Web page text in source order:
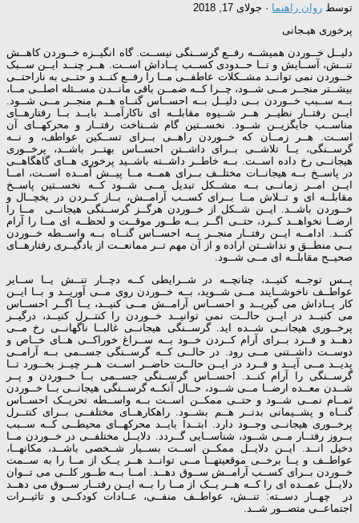
توسط روان راهنما · جولای 17, 2018
پرخوری هیـجانی
دلیــل خــوردن همیشــه رفــع گرســنگی نیســت. گاه انگیــزه خــوردن کاهــش
تنــش، آســایش و تــا حــدودی کســب پــاداش اســت. هــر چنــد ایــن ســبک
خــوردن نمی توانــد مشــکلات عاطفــی مــا را رفــع کنــد و حتــی به ناراحتــی
بیشــتر منجــر مــی شــود، چــرا کــه ضمــن باقی مانــدن مســئله اصلــی مــا،
بــه ســبب خــوردن بــی دلیــل بــه احســاس گنــاه هــم منجــر مــی شــود.
ایــن رفتــار نظیــر هــر شــیوه مقابلــه ای ناکارآمــد بایــد بــا رفتارهــای
مناســب جایگزیــن شــود. نخســتین گام شــناخت رفتــار و محرکهــای آن
اســت. هــر زمــان که خــوردن راهــی بــرای تســکین عواطف، و نــه
گرســنگی، یــا تلاشــی بــرای داشــتن احســاس بهتــر باشــد، پرخــوری
هیجانــی رخ داده اســت. بــه خاطــر داشــته باشــید پرخوری هــای گاهگاهــی
در پاســخ بــه هیجانــات مختلــف بــرای همــه مــا پیــش آمــده اســت، امــا
ایــن امــر زمانــی بــه مشــکل تبدیل مــی شــود کــه نخســتین پاســخ
مقابلــه ای و تــلاش مــا بــرای کســب آرامــش، بــاز کــردن در یخچــال و
خــوردن باشــد. ایــن شــکل از خــوردن هرگــز گرســنگی هیجانــی مــا را
ارضــا نخواهــد کــرد، حتــی اگــر بــه طــور موقــت و لحظــه ای مــا را آرام
کنــد. ادامــه ایــن رفتــار منجــر بــه احســاس گنــاه بــه واســطه خــوردن
بــی منطــق و نداشــتن اراده و از آن مهم تــر ممانعــت از یادگیــری رفتارهــای
صحیــح مقابلــه ای مــی شــود.
پــس توجــه کنیــد، چنانچــه در شــرایطی کــه دچــار تنــش یــا ســایر
عواطــف ناخوشــایند مــی شــوید، بــه خــوردن روی مــی آوریــد و بــا ایــن
کار پــاداش می گیریــد و احســاس آرامــش مــی کنیــد، یــا اگــر احســاس
می کنیــد در ایــن حالــت نمی توانیــد خــوردن را کنتــرل کنیــد، درگیــر
پرخــوری هیجانــی شــده اید. گرســنگی هیجانــی غالبــا ناگهانــی رخ مــی
دهــد و فــرد بــرای آرام کــردن خــود بــه ســراغ خوراکــی هــای خــاص و
دوســت داشــتنی مــی رود. در حالــی کــه گرســنگی جســمی بــه آرامــی
پدیــد مــی آیــد و فــرد در ایــن حالــت حاضــر اســت هــر چیــز بخــورد تــا
گرســنگی را آرام کنــد. احســاس گرســنگی جســمی بــا خــوردن و پــر
شــدن معــده ارضــا مــی شــود، حــال آنکــه گرســنگی هیجانــی بــا خــوردن
تمــام نمــی شــود و حتــی ممکــن اســت بــه واســطه تحریــک احســاس
گنــاه و پشــیمانی بدتــر هــم بشــود. راهکارهــای مختلفــی بــرای کنتــرل
پرخــوری هیجانــی وجــود دارد. ابتــدا بایــد محرکهــای محیطــی کــه ســبب
بــروز رفتــار مــی شــود، شناســایی گــردد. دلایــل مختلفــی در خــوردن مــا
دخیل انــد. ایــن دلایــل ممکــن اســت بســیار شــخصی باشــد، مکانهــا،
عواطــف و یــا برخــی موقعیتهــا مــی توانــد هــر یــک از مــا را به ســمت
خــوردن بــرای کســب آرامــش ســوق دهــد. امــا بــه طــور کلــی می تــوان
دلایــل عمــده ای را کــه هــر یــک از مــا را بــه ایــن رفتــار ســوق می دهــد
در چهــار دســته: تنــش، عواطــف منفــی، عــادات کودکــی و تاثیــرات
اجتماعــی متصــور شــد.